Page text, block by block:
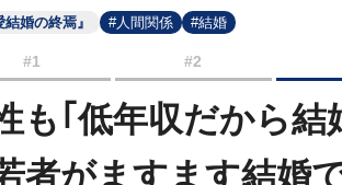
結婚の終焉』 #人間関係 #結婚
#1 #2
も｢低年収だから
者がますます結婚